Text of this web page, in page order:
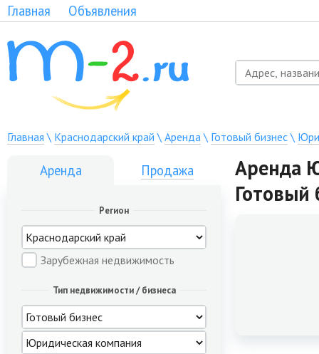
Главная Объявления
Главная \ Краснодарский край \ Аренда\ Готовый бизнес\
Аренда Продажа
Регион
Зарубежная недвижимость
Тип недвижимости / бизнеса
Аренда
Готовый